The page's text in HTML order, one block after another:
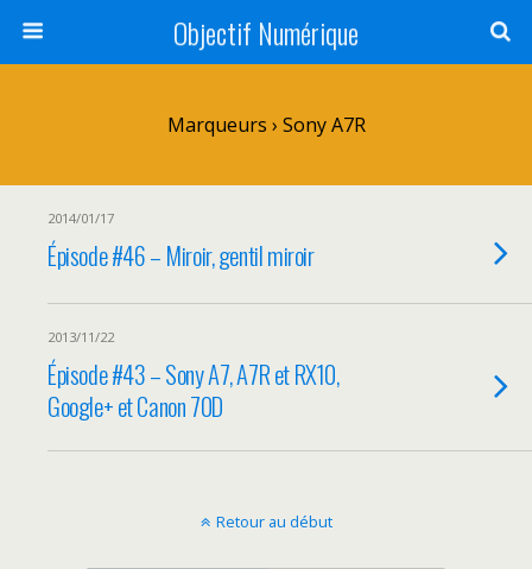
Objectif Numérique
Marqueurs › Sony A7R
2014/01/17
Épisode #46 – Miroir, gentil miroir
2013/11/22
Épisode #43 – Sony A7, A7R et RX10,
Google+ et Canon 70D
Retour au début